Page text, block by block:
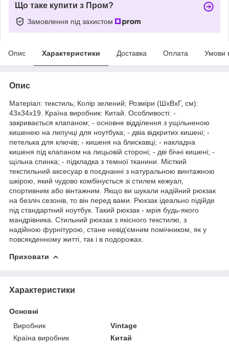
Що таке купити з Пром?
Замовлення під захистом
Опис Характеристики Доставка Оплата Умови
Опис
Матеріал: текстиль; Колір зелений; Розміри (ШхВхГ, см):
43х34х19. Країна виробник: Китай. Особливості: -
закривається клапаном; - основне відділення з ущільненою
кишенею на липучці для ноутбука; - двіа відкритих кишені; -
петелька для ключів; - кишеня на блискавці; - накладна
кишеня під клапаном на лицьовій стороні; - дві бічні кишені; -
щільна спинка; - підкладка з темної тканини. Місткий
текстильний аксесуар в поєднанні з натуральною винтажною
шкірою, який чудово комбінується зі стилем кежуал,
спортивним або вінтажним. Якщо ви шукали надійний рюкзак
на безліч сезонів, то він перед вами. Рюкзак ідеально підійде
під стандартний ноутбук. Такий рюкзак - мрія будь-якого
мандрівника. Стильний рюкзак з якісного текстилю, з
надійною фурнітурою, стане невід'ємним помічником, як у
повсякденному житті, так і в подорожах.
Приховати
Характеристики
Основні
Виробник
Vintage
Країна виробник
Китай